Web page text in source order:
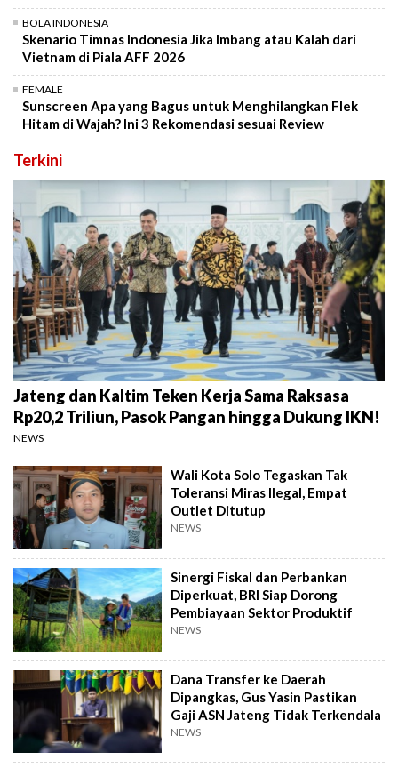
BOLA INDONESIA
Skenario Timnas Indonesia Jika Imbang atau Kalah dari
Vietnam di Piala AFF 2026
FEMALE
Sunscreen Apa yang Bagus untuk Menghilangkan Flek
Hitam di Wajah? Ini 3 Rekomendasi sesuai Review
Terkini
Jateng dan Kaltim Teken Kerja Sama Raksasa
Rp20,2 Triliun, Pasok Pangan hingga Dukung IKN!
NEWS
Wali Kota Solo Tegaskan Tak
Toleransi Miras Ilegal, Empat
Outlet Ditutup
NEWS
Sinergi Fiskal dan Perbankan
Diperkuat, BRI Siap Dorong
Pembiayaan Sektor Produktif
NEWS
Dana Transfer ke Daerah
Dipangkas, Gus Yasin Pastikan
Gaji ASN Jateng Tidak Terkendala
NEWS